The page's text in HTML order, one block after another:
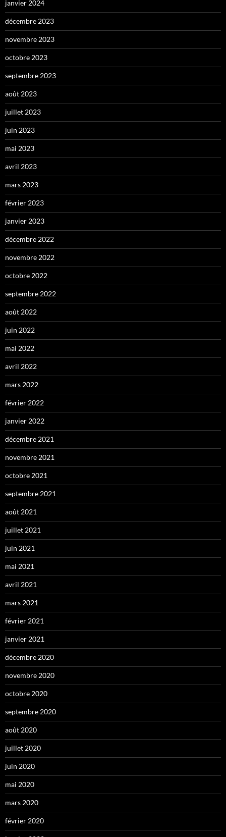
janvier 2024
décembre 2023
novembre 2023
octobre 2023
septembre 2023
août 2023
juillet 2023
juin 2023
mai 2023
avril 2023
mars 2023
février 2023
janvier 2023
décembre 2022
novembre 2022
octobre 2022
septembre 2022
août 2022
juin 2022
mai 2022
avril 2022
mars 2022
février 2022
janvier 2022
décembre 2021
novembre 2021
octobre 2021
septembre 2021
août 2021
juillet 2021
juin 2021
mai 2021
avril 2021
mars 2021
février 2021
janvier 2021
décembre 2020
novembre 2020
octobre 2020
septembre 2020
août 2020
juillet 2020
juin 2020
mai 2020
mars 2020
février 2020